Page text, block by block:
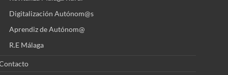
Digitalización Autónom@s
Aprendiz de Autónom@
R.E Málaga